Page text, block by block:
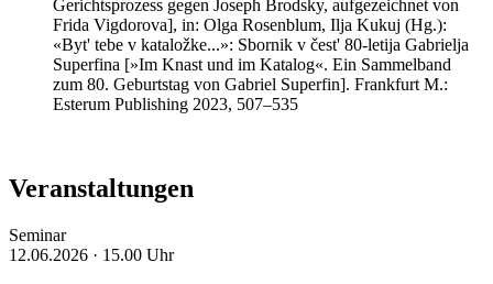
Gerichtsprozess gegen Joseph Brodsky, aufgezeichnet von
Frida Vigdorova], in: Olga Rosenblum, Ilja Kukuj (Hg.):
«Byt' tebe v kataložke...»: Sbornik v čest' 80-letija Gabrielja
Superfina [»Im Knast und im Katalog«. Ein Sammelband
zum 80. Geburtstag von Gabriel Superfin]. Frankfurt M.:
Esterum Publishing 2023, 507–535
Veranstaltungen
Seminar
12.06.2026 · 15.00 Uhr